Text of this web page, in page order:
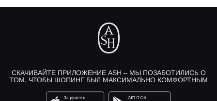
СКАЧИВАЙТЕ ПРИЛОЖЕНИЕ ASH – МЫ ПОЗАБОТИЛИСЬ О
ТОМ, ЧТОБЫ ШОПИНГ БЫЛ МАКСИМАЛЬНО КОМФОРТНЫМ